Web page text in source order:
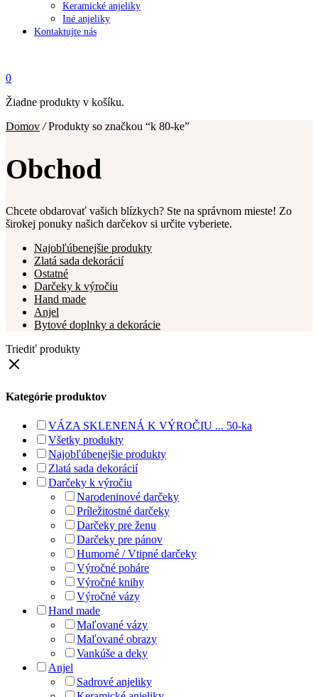
Keramické anjeliky
Iné anjeliky
Kontaktujte nás
0
Žiadne produkty v košíku.
Domov /Produkty so značkou “k 80-ke”
Obchod
Chcete obdarovať vašich blízkych? Ste na správnom mieste! Zo
širokej ponuky našich darčekov si určite vyberiete.
Najobľúbenejšie produkty
Zlatá sada dekorácií
Ostatné
Darčeky k výročiu
Hand made
Anjel
Bytové doplnky a dekorácie
Triediť produkty
Kategórie produktov
VÁZA SKLENENÁ K VÝROČIU ... 50-ka
Všetky produkty
Najobľúbenejšie produkty
Zlatá sada dekorácií
Darčeky k výročiu
Narodeninové darčeky
Príležitostné darčeky
Darčeky pre ženu
Darčeky pre pánov
Humorné / Vtipné darčeky
Výročné poháre
Výročné knihy
Výročné vázy
Hand made
Maľované vázy
Maľované obrazy
Vankúše a deky
Anjel
Sadrové anjeliky